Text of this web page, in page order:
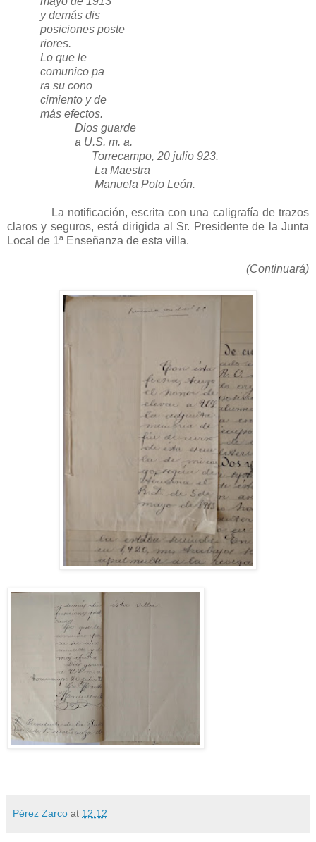
y demás dis
posiciones poste
riores.
Lo que le
comunico pa
ra su cono
cimiento y de
más efectos.
Dios guarde
a U.S. m. a.
Torrecampo, 20 julio 923.
La Maestra
Manuela Polo León.
La notificación, escrita con una caligrafía de trazos
claros y seguros, está dirigida al Sr. Presidente de la Junta
Local de 1ª Enseñanza de esta villa.
(Continuará)
Pérez Zarco at 12:12